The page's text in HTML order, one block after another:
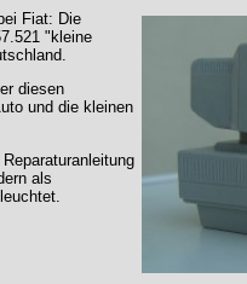
Fiat: Die
"kleine
diesen
und die kleinen
als